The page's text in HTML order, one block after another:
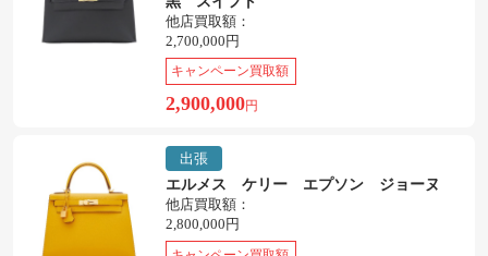
他店買取額：
2,700,000円
キャンペーン買取額
2,900,000円
出張
エルメス ケリー エプソン ジョーヌ
他店買取額：
2,800,000円